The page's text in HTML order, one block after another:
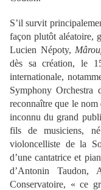
S’il survit
façon plutôt aléatoire,
Lucien Népoty,
dès sa création, le
internationale,
Symphony Orchestra
reconnaître que le nom
inconnu du grand
fils de musiciens,
violoncelliste de la
d’une cantatrice et
d’Antonin Taudon,
Conservatoire, « ce